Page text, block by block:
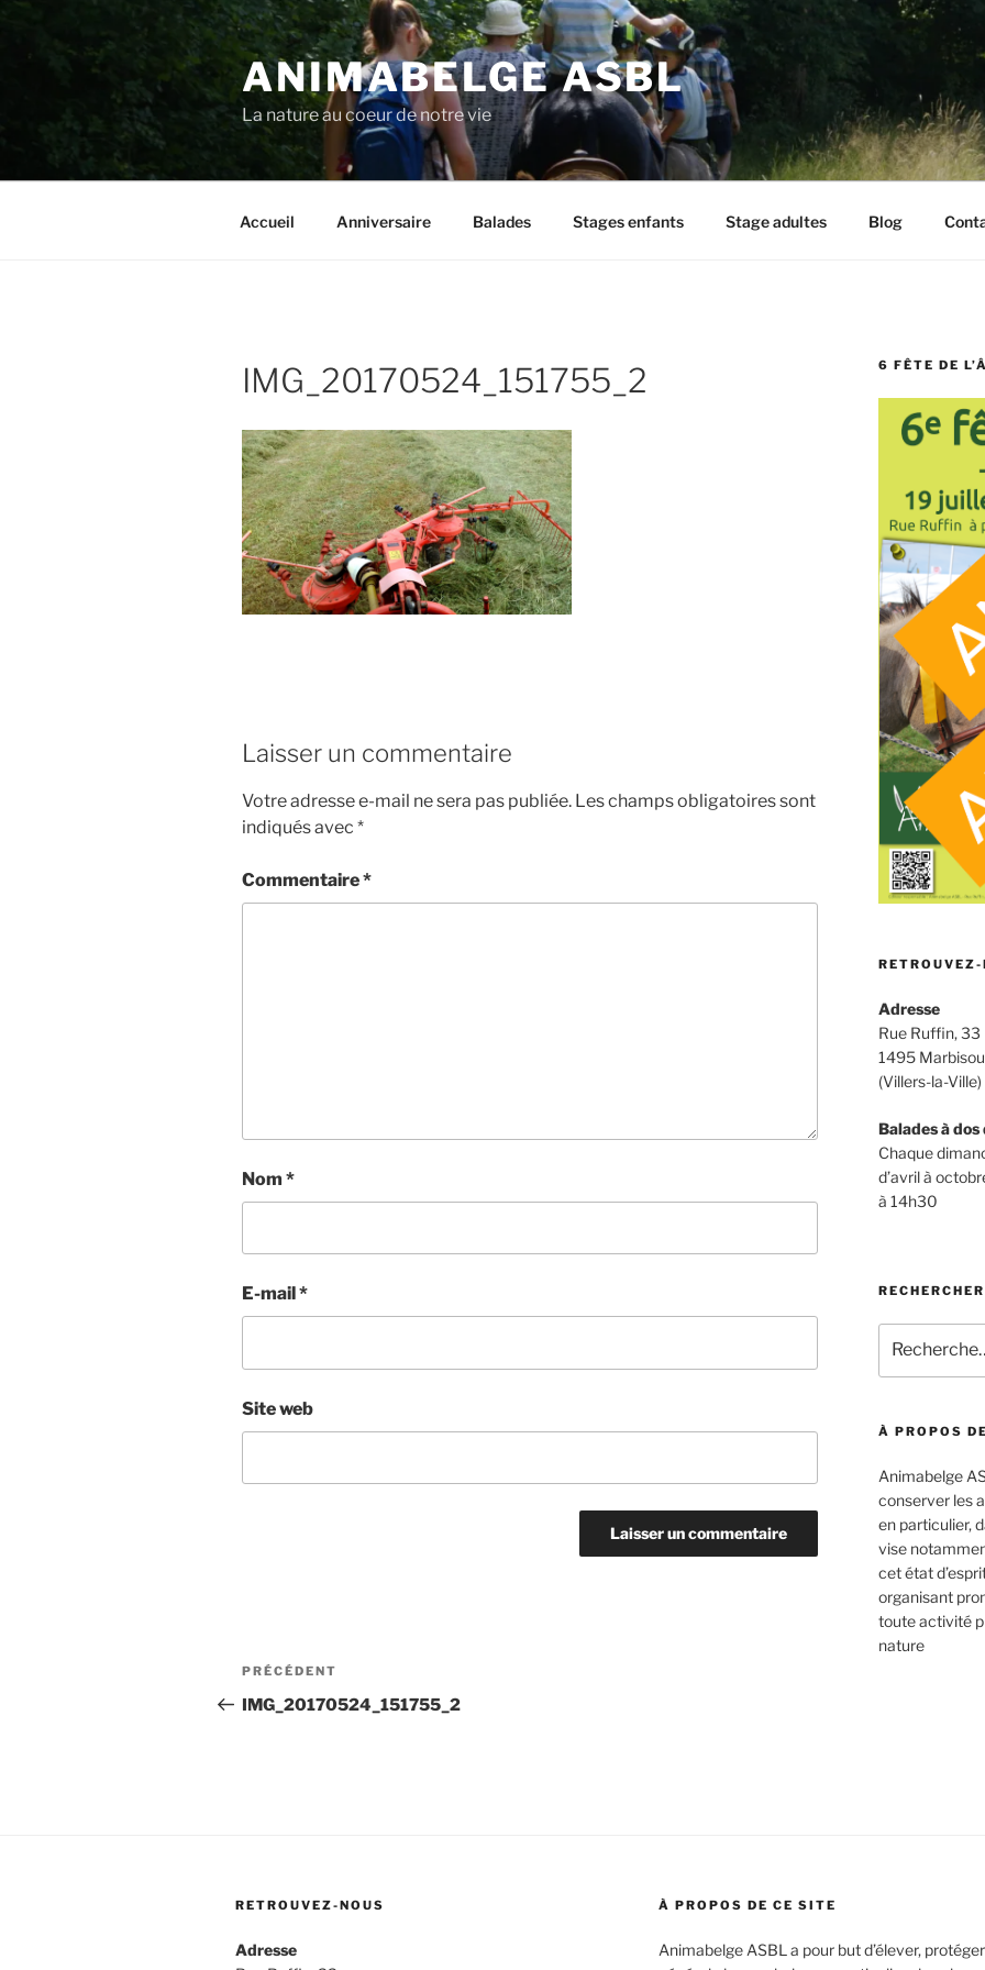
ANIMABELGE ASBL
La nature au coeur de notre vie
Accueil Anniversaire Balades Stages enfants Stage adultes Blog
IMG_20170524_151755_2
Laisser un commentaire
Votre adresse e-mail ne sera pas publiée. Les champs obligatoires sont
indiqués avec *
Commentaire*
Nom *
E-mail *
Site web
Navigation
de
Article
précédent
PRÉCÉDENT
IMG_20170524_151755_2
6 FÊTE DE
RETROUVEZ-
Adresse
Rue Ruffin, 33
1495
(Villers-la-Ville)
Balades à dos
Chaque
d’avril à
à 14h30
RECHERCHER
pour
:
À PROPOS
Animabelge
conserver les
en particulier,
vise
cet état
organisant
toute activité
nature
RETROUVEZ-NOUS
Adresse
À PROPOS DE CE SITE
Animabelge ASBL a pour but d’élever,